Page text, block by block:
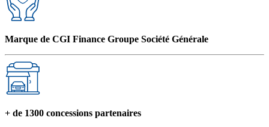
Marque de CGI Finance Groupe Société Générale
+ de 1300 concessions partenaires